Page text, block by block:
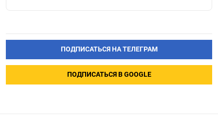
ПОДПИСАТЬСЯ НА ТЕЛЕГРАМ
ПОДПИСАТЬСЯ В GOOGLE